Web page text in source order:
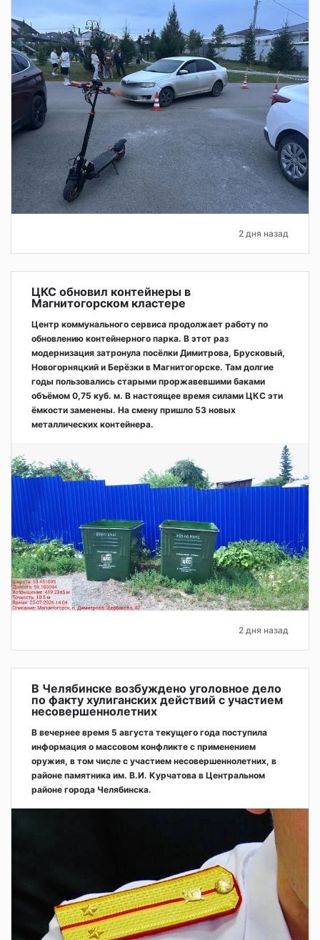
2 дня назад
ЦКС обновил контейнеры в
Магнитогорском кластере
Центр коммунального сервиса продолжает работу по
обновлению контейнерного парка. В этот раз
модернизация затронула посёлки Димитрова, Брусковый,
Новогорняцкий и Берёзки в Магнитогорске. Там долгие
годы пользовались старыми проржавевшими баками
объёмом 0,75 куб. м. В настоящее время силами ЦКС эти
ёмкости заменены. На смену пришло 53 новых
металлических контейнера.
2 дня назад
В Челябинске возбуждено уголовное дело
по факту хулиганских действий с участием
несовершеннолетних
В вечернее время 5 августа текущего года поступила
информация о массовом конфликте с применением
оружия, в том числе с участием несовершеннолетних, в
районе памятника им. В.И. Курчатова в Центральном
районе города Челябинска.